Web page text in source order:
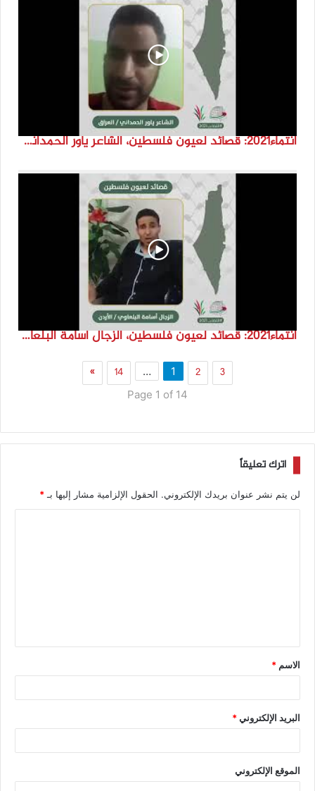
انتماء2021: قصائد لعيون فلسطين، الشاعر ياور الحمداني، العراق
انتماء2021: قصائد لعيون فلسطين، الزجال اسامة البلعاوي، الاردن
1 2 3
…
14
»
Page 1 of 14
اترك تعليقاً
لن يتم نشر عنوان بريدك الإلكتروني. الحقول الإلزامية مشار إليها بـ *
الاسم *
البريد الإلكتروني*
الموقع الإلكتروني